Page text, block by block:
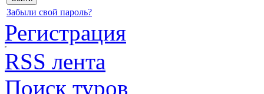
Забыли свой пароль?
Регистрация
RSS лента
Поиск туров